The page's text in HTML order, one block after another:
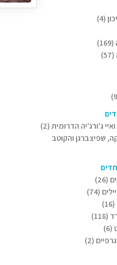
(4)
ג'ורג'יה הדרומית (2)
שפיצברגן והקוטב
(26)
(74)
(2)